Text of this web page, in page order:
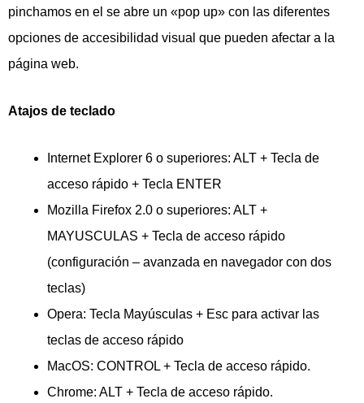
pinchamos en el se abre un «pop up» con las diferentes
opciones de accesibilidad visual que pueden afectar a la
página web.
Atajos de teclado
Internet Explorer 6 o superiores: ALT + Tecla de
acceso rápido + Tecla ENTER
Mozilla Firefox 2.0 o superiores: ALT +
MAYUSCULAS + Tecla de acceso rápido
(configuración – avanzada en navegador con dos
teclas)
Opera: Tecla Mayúsculas + Esc para activar las
teclas de acceso rápido
MacOS: CONTROL + Tecla de acceso rápido.
Chrome: ALT + Tecla de acceso rápido.